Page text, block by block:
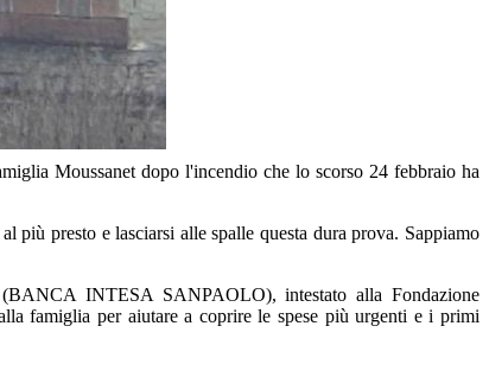
Moussanet dopo l'incendio che lo scorso 24 febbraio ha
più presto e lasciarsi alle spalle questa dura prova. Sappiamo
INTESA SANPAOLO), intestato alla Fondazione
famiglia per aiutare a coprire le spese più urgenti e i primi